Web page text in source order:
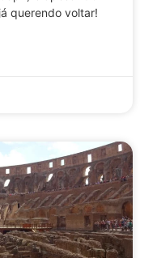
querendo voltar!